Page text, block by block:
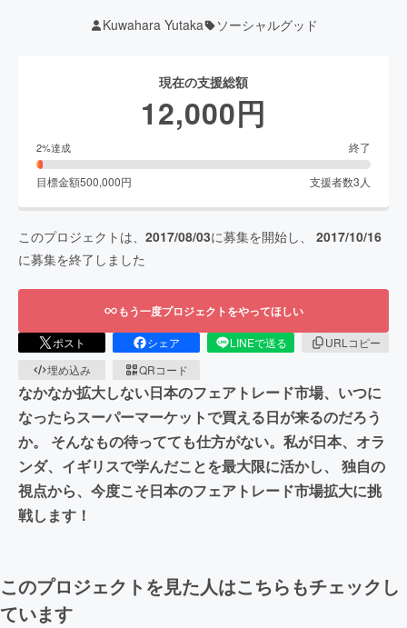
Kuwahara Yutaka ソーシャルグッド
現在の支援総額
12,000円
2%達成 終了
目標金額500,000円 支援者数3 人
このプロジェクトは、 2017/08/03に募集を開始し、 2017/10/16
に募集を終了しました
もう一度プロジェクトをやってほしい
ポスト シェア LINEで送る
URLコピー
埋め込み
QRコード
なかなか拡大しない日本のフェアトレード市場、いつに
なったらスーパーマーケットで買える日が来るのだろう
か。 そんなもの待ってても仕方がない。私が日本、オラ
ンダ、イギリスで学んだことを最大限に活かし、 独自の
視点から、今度こそ日本のフェアトレード市場拡大に挑
戦します！
このプロジェクトを見た人はこちらもチェックし
ています